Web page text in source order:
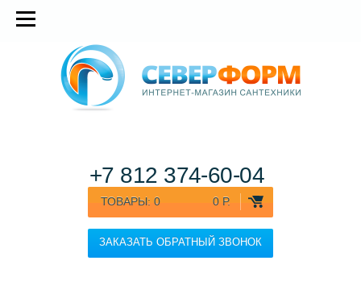
ТОВАРЫ: 0 0 Р.
ЗАКАЗАТЬ ОБРАТНЫЙ ЗВОНОК
+7 812 374-60-04